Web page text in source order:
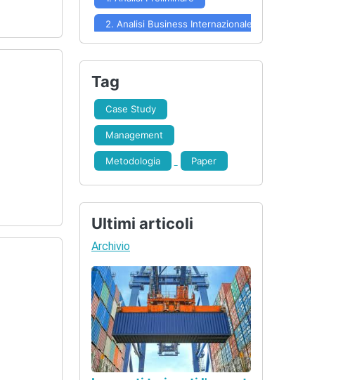
2. Analisi Business Internazionale
4. Scelta Mercati
5. Approfondimento Mercato
6. Formulazione Strategia
7. Implementazione Strategia
Tag
Case Study
Management
Metodologia Paper
Ultimi articoli
Archivio